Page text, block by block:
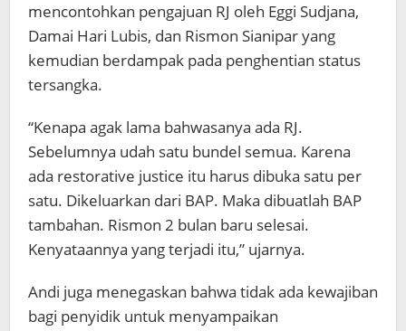
mencontohkan pengajuan RJ oleh Eggi Sudjana,
Damai Hari Lubis, dan Rismon Sianipar yang
kemudian berdampak pada penghentian status
tersangka.
“Kenapa agak lama bahwasanya ada RJ.
Sebelumnya udah satu bundel semua. Karena
ada restorative justice itu harus dibuka satu per
satu. Dikeluarkan dari BAP. Maka dibuatlah BAP
tambahan. Rismon 2 bulan baru selesai.
Kenyataannya yang terjadi itu,” ujarnya.
Andi juga menegaskan bahwa tidak ada kewajiban
bagi penyidik untuk menyampaikan